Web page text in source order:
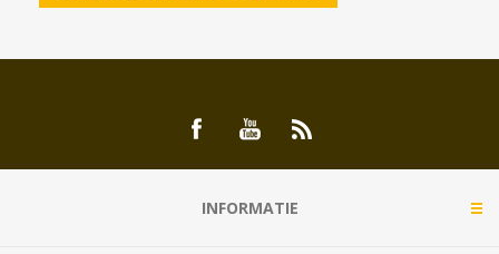
INFORMATIE